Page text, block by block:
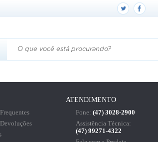
ATENDIMENTO
Fone: (47) 3028-2900
Assistência Técnica:
(47) 99271-4322